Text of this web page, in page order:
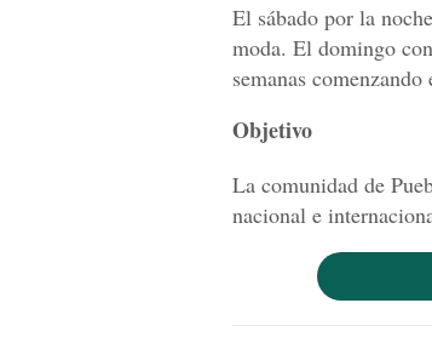
El sábado por la
moda. El domingo
semanas
Objetivo
La comunidad de
nacional e